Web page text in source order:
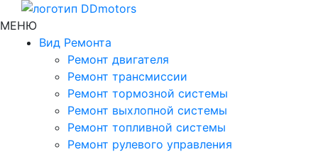
МЕНЮ
Вид Ремонта
Ремонт двигателя
Ремонт трансмиссии
Ремонт тормозной системы
Ремонт выхлопной системы
Ремонт топливной системы
Ремонт рулевого управления